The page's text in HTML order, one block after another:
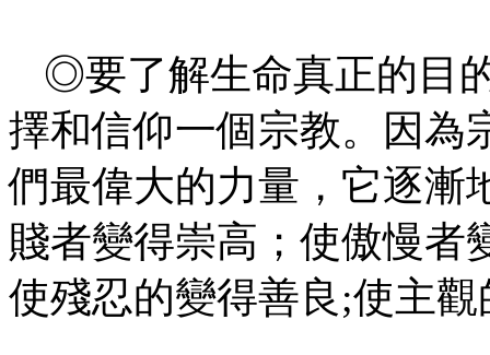
◎要了解生命真正的目
擇和信仰一個宗教。因為
們最偉大的力量，它逐漸
賤者變得崇高；使傲慢者
使殘忍的變得善良;使主